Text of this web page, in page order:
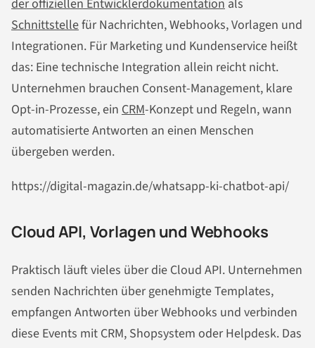
der offiziellen Entwicklerdokumentation als
Schnittstellefür Nachrichten, Webhooks, Vorlagen und
Integrationen. Für Marketing und Kundenservice heißt
das: Eine technische Integration allein reicht nicht.
Unternehmen brauchen Consent-Management, klare
Opt-in-Prozesse, ein CRM-Konzept und Regeln, wann
automatisierte Antworten an einen Menschen
übergeben werden.
https://digital-magazin.de/whatsapp-ki-chatbot-api/
Cloud API, Vorlagen und Webhooks
Praktisch läuft vieles über die Cloud API. Unternehmen
senden Nachrichten über genehmigte Templates,
empfangen Antworten über Webhooks und verbinden
diese Events mit CRM, Shopsystem oder Helpdesk. Das